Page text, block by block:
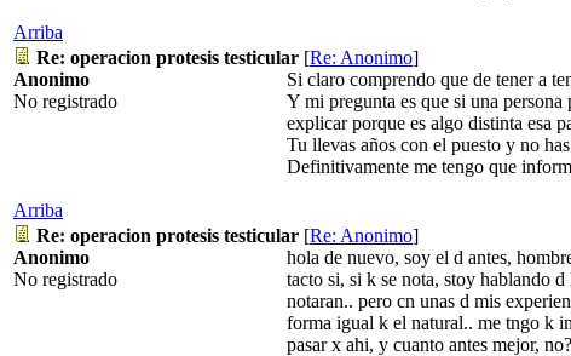
Arriba
Re: operacion protesis testicular [Re: Anonimo]
Anonimo
No registrado
Si claro comprendo que de tener a
Y mi pregunta es que si una
explicar porque es algo distinta esa
Tu llevas años con el puesto y no
Definitivamente me tengo que
Arriba
Re: operacion protesis testicular [Re: Anonimo]
Anonimo
No registrado
hola de nuevo, soy el d antes,
tacto si, si k se nota, stoy hablando
notaran.. pero cn unas d mis
forma igual k el natural.. me tngo k
pasar x ahi, y cuanto antes mejor,